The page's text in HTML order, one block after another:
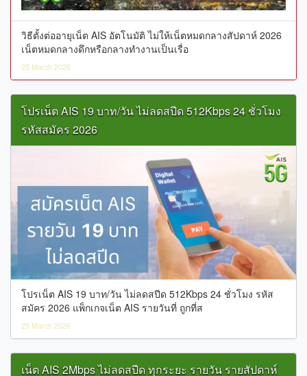
วิธีตั้งต่ออายุเน็ต AIS อัตโนมัติ ไม่ให้เน็ตหมดกลางสัปดาห์ 2026
เน็ตหมดกลางดึกหรือกลางทำงานเป็นเรื่อ
25 March 2026
โปรเน็ต AIS 19 บาท/วัน ไม่ลดสปีด 512Kbps 24 ชั่วโมง
รหัสสมัคร 2026
โปรเน็ต AIS 19 บาท/วัน ไม่ลดสปีด 512Kbps 24 ชั่วโมง รหัส
สมัคร 2026 แพ็กเกจเน็ต AIS รายวันที่ ถูกที่ส
25 March 2026
เน็ต AIS 2Mbps ไม่ลดสปีด ทุกระยะ รายวัน รายสัปดาห์